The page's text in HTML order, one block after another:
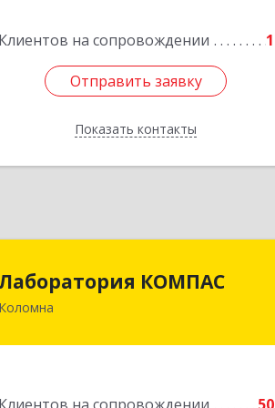
Клиентов на сопровождении 1
Отправить заявку
Показать контакты
Подробнее
Отправить заявку
Назад
КОМПАС
Коломна
140415, Московская обл, Коломна г,